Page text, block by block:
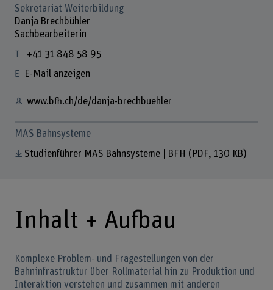
Sekretariat Weiterbildung
Danja Brechbühler
Sachbearbeiterin
+41 31 848 58 95
E-Mail anzeigen
www.bfh.ch/de/danja-brechbuehler
MAS Bahnsysteme
Studienführer MAS Bahnsysteme | BFH (PDF, 130 KB)
Inhalt + Aufbau
Komplexe Problem- und Fragestellungen von der
Bahninfrastruktur über Rollmaterial hin zu Produktion und
Interaktion verstehen und zusammen mit anderen